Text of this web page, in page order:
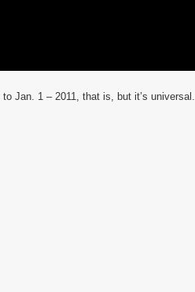
Jan. 1 – 2011, that is, but it’s universal.